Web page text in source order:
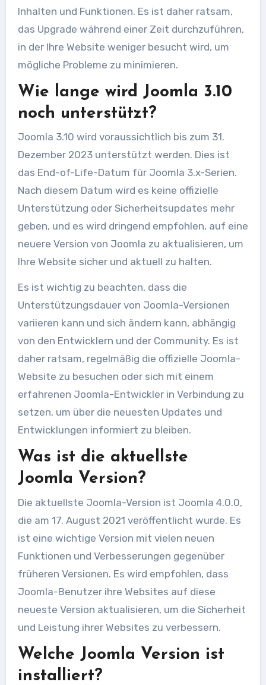
Inhalten und Funktionen. Es ist daher ratsam,
das Upgrade während einer Zeit durchzuführen,
in der Ihre Website weniger besucht wird, um
mögliche Probleme zu minimieren.
Wie lange wird Joomla 3.10
noch unterstützt?
Joomla 3.10 wird voraussichtlich bis zum 31.
Dezember 2023 unterstützt werden. Dies ist
das End-of-Life-Datum für Joomla 3.x-Serien.
Nach diesem Datum wird es keine offizielle
Unterstützung oder Sicherheitsupdates mehr
geben, und es wird dringend empfohlen, auf eine
neuere Version von Joomla zu aktualisieren, um
Ihre Website sicher und aktuell zu halten.
Es ist wichtig zu beachten, dass die
Unterstützungsdauer von Joomla-Versionen
variieren kann und sich ändern kann, abhängig
von den Entwicklern und der Community. Es ist
daher ratsam, regelmäßig die offizielle Joomla-
Website zu besuchen oder sich mit einem
erfahrenen Joomla-Entwickler in Verbindung zu
setzen, um über die neuesten Updates und
Entwicklungen informiert zu bleiben.
Was ist die aktuellste
Joomla Version?
Die aktuellste Joomla-Version ist Joomla 4.0.0,
die am 17. August 2021 veröffentlicht wurde. Es
ist eine wichtige Version mit vielen neuen
Funktionen und Verbesserungen gegenüber
früheren Versionen. Es wird empfohlen, dass
Joomla-Benutzer ihre Websites auf diese
neueste Version aktualisieren, um die Sicherheit
und Leistung ihrer Websites zu verbessern.
Welche Joomla Version ist
installiert?